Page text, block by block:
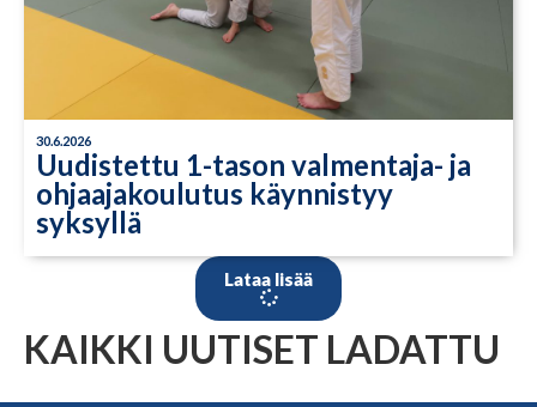
30.6.2026
Uudistettu 1-tason valmentaja- ja
ohjaajakoulutus käynnistyy
syksyllä
Lataa lisää
KAIKKI UUTISET LADATTU